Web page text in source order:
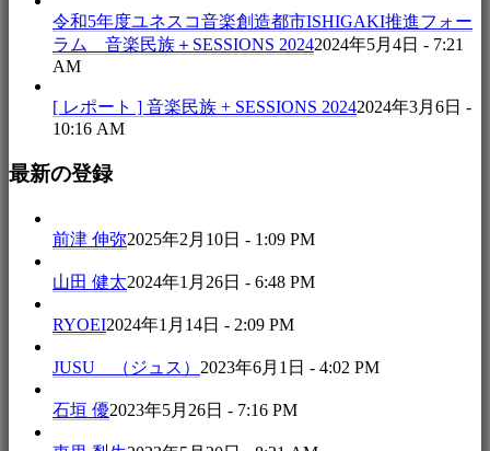
令和5年度ユネスコ音楽創造都市ISHIGAKI推進フォー
ラム 音楽民族＋SESSIONS 20242024年5月4日 - 7:21
AM
[ レポート ] 音楽民族 + SESSIONS 20242024年3月6日 -
10:16 AM
最新の登録
前津 伸弥2025年2月10日 - 1:09 PM
山田 健太2024年1月26日 - 6:48 PM
RYOEI2024年1月14日 - 2:09 PM
JUSU （ジュス） 2023年6月1日 - 4:02 PM
石垣 優2023年5月26日 - 7:16 PM